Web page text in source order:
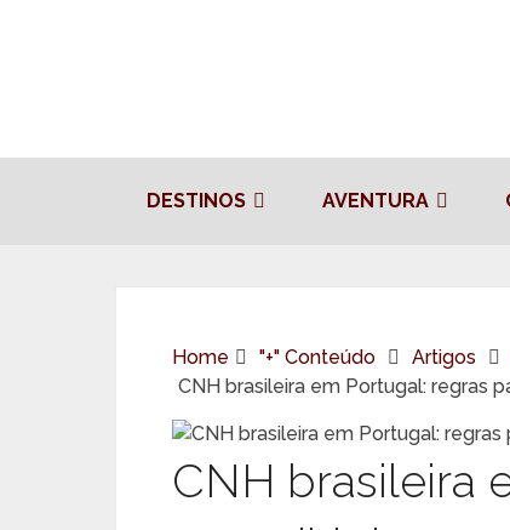
DESTINOS AVENTURA
Home "+" Conteúdo Artigos
CNH brasileira em Portugal: regras
CNH brasileira